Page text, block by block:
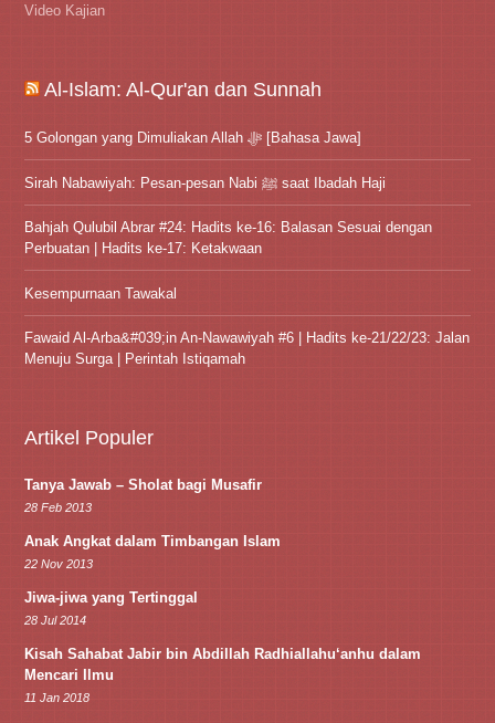
Video Kajian
Al-Islam: Al-Qur'an dan Sunnah
5 Golongan yang Dimuliakan Allah ﷻ [Bahasa Jawa]
Sirah Nabawiyah: Pesan-pesan Nabi ﷺ saat Ibadah Haji
Bahjah Qulubil Abrar #24: Hadits ke-16: Balasan Sesuai dengan
Perbuatan | Hadits ke-17: Ketakwaan
Kesempurnaan Tawakal
Fawaid Al-Arba&#039;in An-Nawawiyah #6 | Hadits ke-21/22/23: Jalan
Menuju Surga | Perintah Istiqamah
Artikel Populer
Tanya Jawab – Sholat bagi Musafir
28 Feb 2013
Anak Angkat dalam Timbangan Islam
22 Nov 2013
Jiwa-jiwa yang Tertinggal
28 Jul 2014
Kisah Sahabat Jabir bin Abdillah Radhiallahu‘anhu dalam
Mencari Ilmu
11 Jan 2018